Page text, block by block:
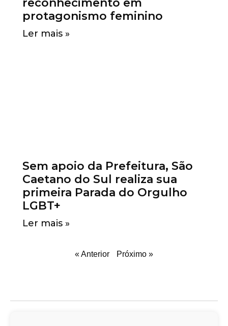
protagonismo feminino
Ler mais »
Sem apoio da Prefeitura, São
Caetano do Sul realiza sua
primeira Parada do Orgulho
LGBT+
Ler mais »
« Anterior Próximo »